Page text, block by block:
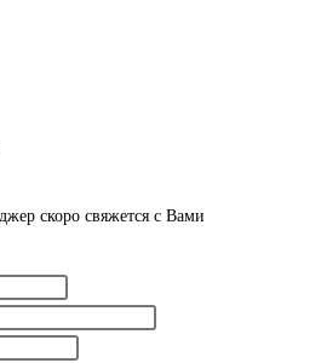
скоро свяжется с Вами